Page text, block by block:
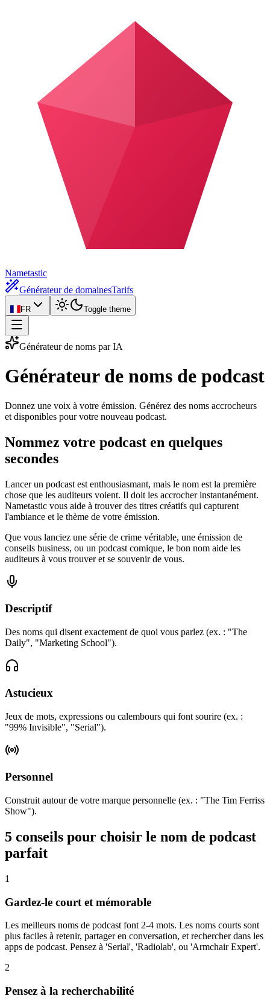
Nametastic
Générateur de domainesTarifs
FR Toggle theme
Générateur de noms par IA
Générateur de noms de podcast
Donnez une voix à votre émission. Générez des noms accrocheurs
et disponibles pour votre nouveau podcast.
Nommez votre podcast en quelques
secondes
Lancer un podcast est enthousiasmant, mais le nom est la première
chose que les auditeurs voient. Il doit les accrocher instantanément.
Nametastic vous aide à trouver des titres créatifs qui capturent
l'ambiance et le thème de votre émission.
Que vous lanciez une série de crime véritable, une émission de
conseils business, ou un podcast comique, le bon nom aide les
auditeurs à vous trouver et se souvenir de vous.
Descriptif
Des noms qui disent exactement de quoi vous parlez (ex. : "The
Daily", "Marketing School").
Astucieux
Jeux de mots, expressions ou calembours qui font sourire (ex. :
"99% Invisible", "Serial").
Personnel
Construit autour de votre marque personnelle (ex. : "The Tim Ferriss
Show").
5 conseils pour choisir le nom de podcast
parfait
1
Gardez-le court et mémorable
Les meilleurs noms de podcast font 2-4 mots. Les noms courts sont
plus faciles à retenir, partager en conversation, et rechercher dans les
apps de podcast. Pensez à 'Serial', 'Radiolab', ou 'Armchair Expert'.
2
Pensez à la recherchabilité